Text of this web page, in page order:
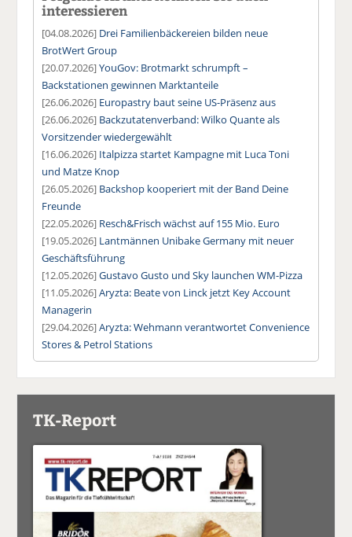
interessieren
[04.08.2026] Drei Familienbäckereien bilden neue
BrotWert Group
[20.07.2026]YouGov: Brotmarkt schrumpft –
Backstationen gewinnen Marktanteile
[26.06.2026] Europastry baut seine US-Präsenz aus
[26.06.2026] Backzutatenverband: Wilko Quante als
Vorsitzender wiedergewählt
[16.06.2026] Italpizza startet Kampagne mit Luca Toni
und Matze Knop
[26.05.2026] Backshop kooperiert mit der Band Deine
Freunde
[22.05.2026] Resch&Frisch wächst auf 155 Mio. Euro
[19.05.2026] Lantmännen Unibake Germany mit neuer
Geschäftsführung
[12.05.2026]Gustavo Gusto und Sky launchen WM-Pizza
[11.05.2026]Aryzta: Beate von Linck jetzt Key Account
Managerin
[29.04.2026]Aryzta: Wehmann verantwortet Convenience
Stores & Petrol Stations
TK-Report